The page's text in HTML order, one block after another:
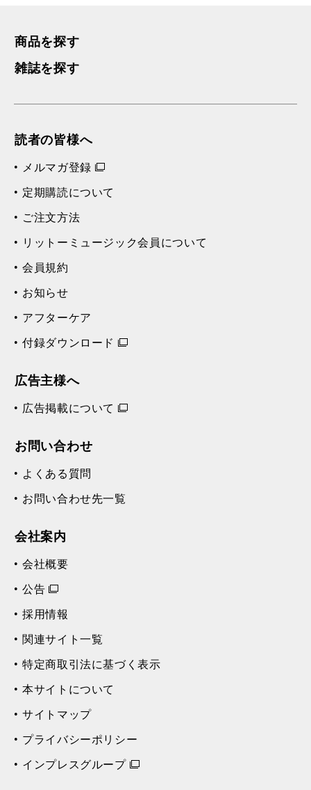
商品を探す
雑誌を探す
読者の皆様へ
メルマガ登録
定期購読について
ご注文方法
リットーミュージック会員について
会員規約
お知らせ
アフターケア
付録ダウンロード
広告主様へ
広告掲載について
お問い合わせ
よくある質問
お問い合わせ先一覧
会社案内
会社概要
公告
採用情報
関連サイト一覧
特定商取引法に基づく表示
本サイトについて
サイトマップ
プライバシーポリシー
インプレスグループ